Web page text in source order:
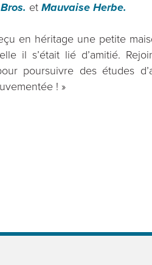
et Mauvaise Herbe.
en héritage une petite
il s’était lié d’amitié.
poursuivre des études
! »